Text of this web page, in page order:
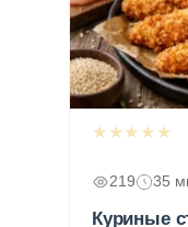
★★★★★
219 35
Куриные